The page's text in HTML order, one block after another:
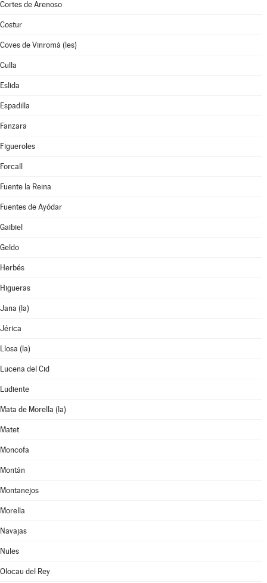
Cortes de Arenoso
Costur
Coves de Vinromà (les)
Culla
Eslida
Espadilla
Fanzara
Figueroles
Forcall
Fuente la Reina
Fuentes de Ayódar
Gaibiel
Geldo
Herbés
Higueras
Jana (la)
Jérica
Llosa (la)
Lucena del Cid
Ludiente
Mata de Morella (la)
Matet
Moncofa
Montán
Montanejos
Morella
Navajas
Nules
Olocau del Rey